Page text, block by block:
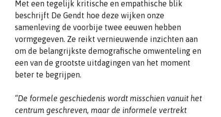
Met een tegelijk kritische en empathische blik
beschrijft De Gendt hoe deze wijken onze
samenleving de voorbije twee eeuwen hebben
vormgegeven. Ze reikt vernieuwende inzichten aan
om de belangrijkste demografische omwenteling en
een van de grootste uitdagingen van het moment
beter te begrijpen.
“De formele geschiedenis wordt misschien vanuit het
centrum geschreven, maar de informele vertrekt